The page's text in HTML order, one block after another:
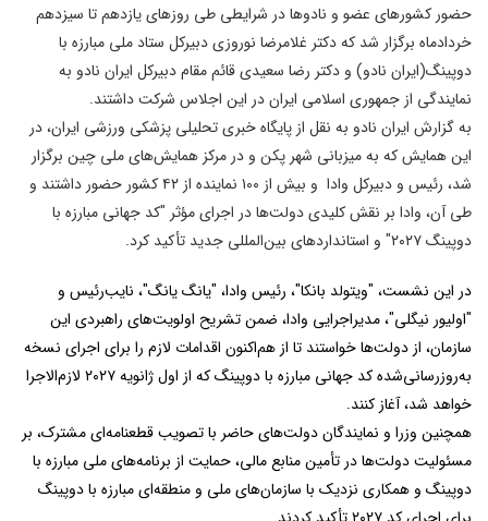
حضور کشورهای عضو و نادوها در شرایطی طی روزهای یازدهم تا سیزدهم
خردادماه برگزار شد که دکتر غلامرضا نوروزی دبیرکل ستاد ملی مبارزه با
دوپینگ(ایران نادو) و دکتر رضا سعیدی قائم مقام دبیرکل ایران نادو به
نمایندگی از جمهوری اسلامی ایران در این اجلاس شرکت داشتند.
به گزارش ایران نادو به نقل از پایگاه خبری تحلیلی پزشکی ورزشی ایران، در
این همایش که به میزبانی شهر پکن و در مرکز همایش‌های ملی چین برگزار
شد، رئیس و دبیرکل وادا و بیش از ۱۰۰ نماینده از ۴۲ کشور حضور داشتند و
طی آن، وادا بر نقش کلیدی دولت‌ها در اجرای مؤثر "کد جهانی مبارزه با
دوپینگ ۲۰۲۷" و استانداردهای بین‌المللی جدید تأکید کرد.
در این نشست، "ویتولد بانکا"، رئیس وادا، "یانگ یانگ"، نایب‌رئیس و
"اولیور نیگلی"، مدیراجرایی وادا، ضمن تشریح اولویت‌های راهبردی این
سازمان، از دولت‌ها خواستند تا از هم‌اکنون اقدامات لازم را برای اجرای نسخه
به‌روزرسانی‌شده کد جهانی مبارزه با دوپینگ که از اول ژانویه ۲۰۲۷ لازم‌الاجرا
خواهد شد، آغاز کنند.
همچنین وزرا و نمایندگان دولت‌های حاضر با تصویب قطعنامه‌ای مشترک، بر
مسئولیت دولت‌ها در تأمین منابع مالی، حمایت از برنامه‌های ملی مبارزه با
دوپینگ و همکاری نزدیک با سازمان‌های ملی و منطقه‌ای مبارزه با دوپینگ